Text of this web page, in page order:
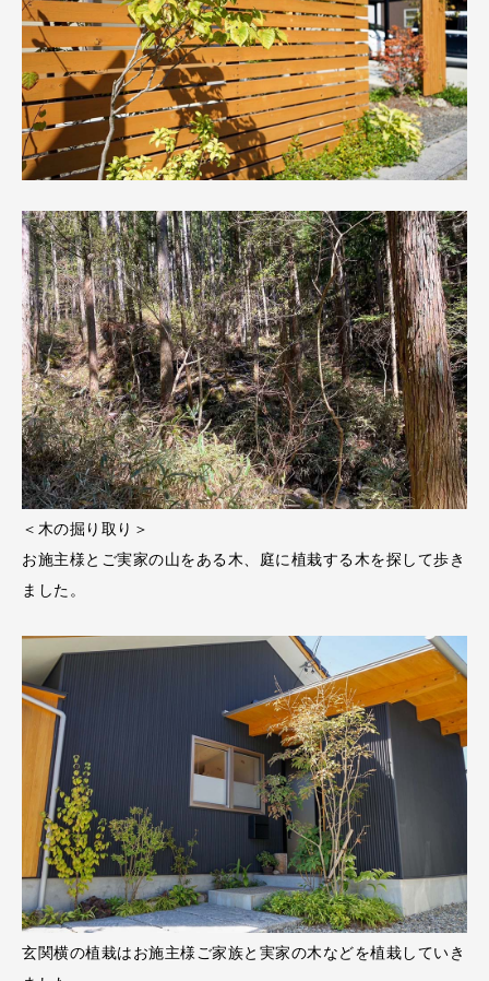
＜木の掘り取り＞
お施主様とご実家の山をある木、庭に植栽する木を探して歩き
ました。
玄関横の植栽はお施主様ご家族と実家の木などを植栽していき